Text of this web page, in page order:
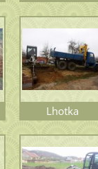
Lhotka